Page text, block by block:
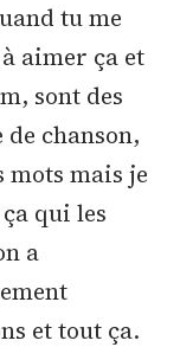
tu me
aimer ça et
sont des
chanson,
mots mais je
ça qui les
a
et tout ça.